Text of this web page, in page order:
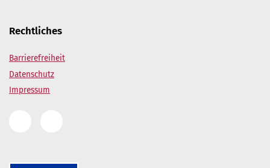
Rechtliches
Barrierefreiheit
Datenschutz
Impressum